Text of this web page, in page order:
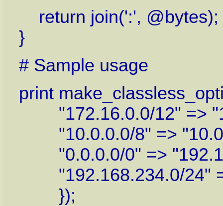
return join(':', @bytes);
}
# Sample usage
print
"172.16.0.0/12" =>
"10.0.0.0/8" =>
"0.0.0.0/0" =>
"192.168.234.0/24"
});